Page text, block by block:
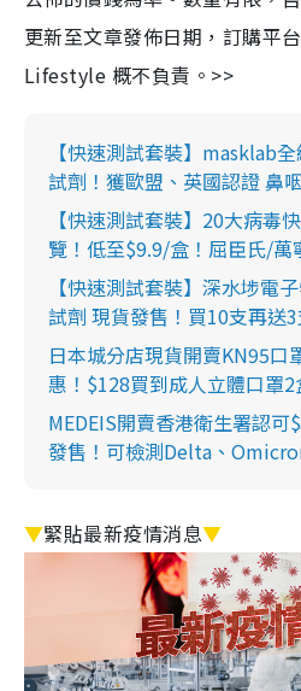
更新至文章發佈日期，訂購平
Lifestyle 概不負責。>>
【快速測試套裝】masklab
試劑！獲歐盟、英國認證 鼻
【快速測試套裝】20大病毒
覽！低至$9.9/盒！屈臣氏/
【快速測試套裝】深水埗電
試劑 現貨發售！買10支再送
日本城分店現貨開賣KN95口
惠！$128買到成人立體口罩
MEDEIS開賣香港衛生署認
發售！可檢測Delta、
▼緊貼最新疫情消息▼